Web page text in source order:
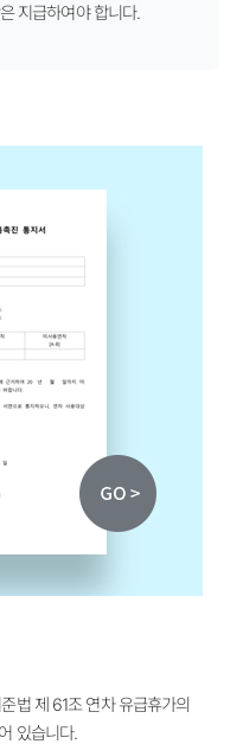
지급하여야 합니다.
법 제 61조 연차 유급휴가의
있습니다.